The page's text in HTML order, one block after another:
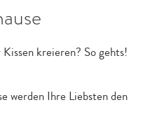
kreieren? So gehts!
werden Ihre Liebsten den